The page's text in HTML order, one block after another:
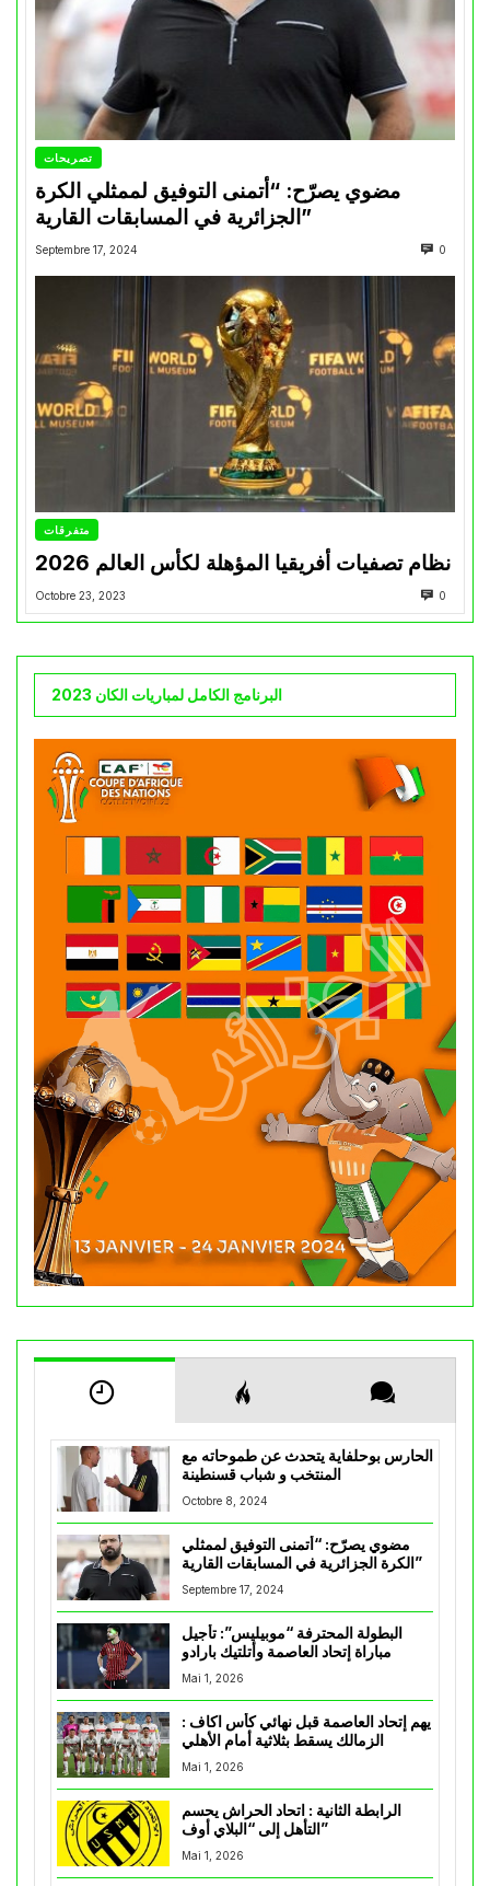
تصريحات
مضوي يصرّح: “أتمنى التوفيق لممثلي الكرة
الجزائرية في المسابقات القارية”
Septembre 17, 2024 0
متفرقات
نظام تصفيات أفريقيا المؤهلة لكأس العالم 2026
Octobre 23, 2023 0
البرنامج الكامل لمباريات الكان 2023
الحارس بوحلفاية يتحدث عن طموحاته مع
المنتخب و شباب قسنطينة
Octobre 8, 2024
مضوي يصرّح: “أتمنى التوفيق لممثلي
الكرة الجزائرية في المسابقات القارية”
Septembre 17, 2024
البطولة المحترفة “موبيليس”: تأجيل
مباراة إتحاد العاصمة وأتلتيك بارادو
Mai 1, 2026
يهم إتحاد العاصمة قبل نهائي كأس اكاف :
Mai 1, 2026
الرابطة الثانية : اتحاد الحراش يحسم
التأهل إلى “البلاي أوف”
Mai 1, 2026